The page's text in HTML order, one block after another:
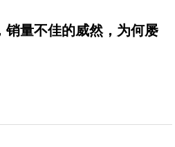
销量不佳的威然，为何屡